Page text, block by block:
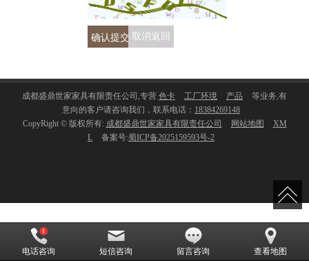
确认提交 取消返回
成都盛鼎世家家具有限责任公司,专营 色卡 工厂环境 产品
等业务,有
意向的客户请咨询我们，联系电话： 18384269148
CopyRight © 版权所有: 成都盛鼎世家家具有限责任公司 网站地图
XM
L
备案号:蜀ICP备2025159593号-2
电话咨询 短信咨询 留言咨询 查看地图